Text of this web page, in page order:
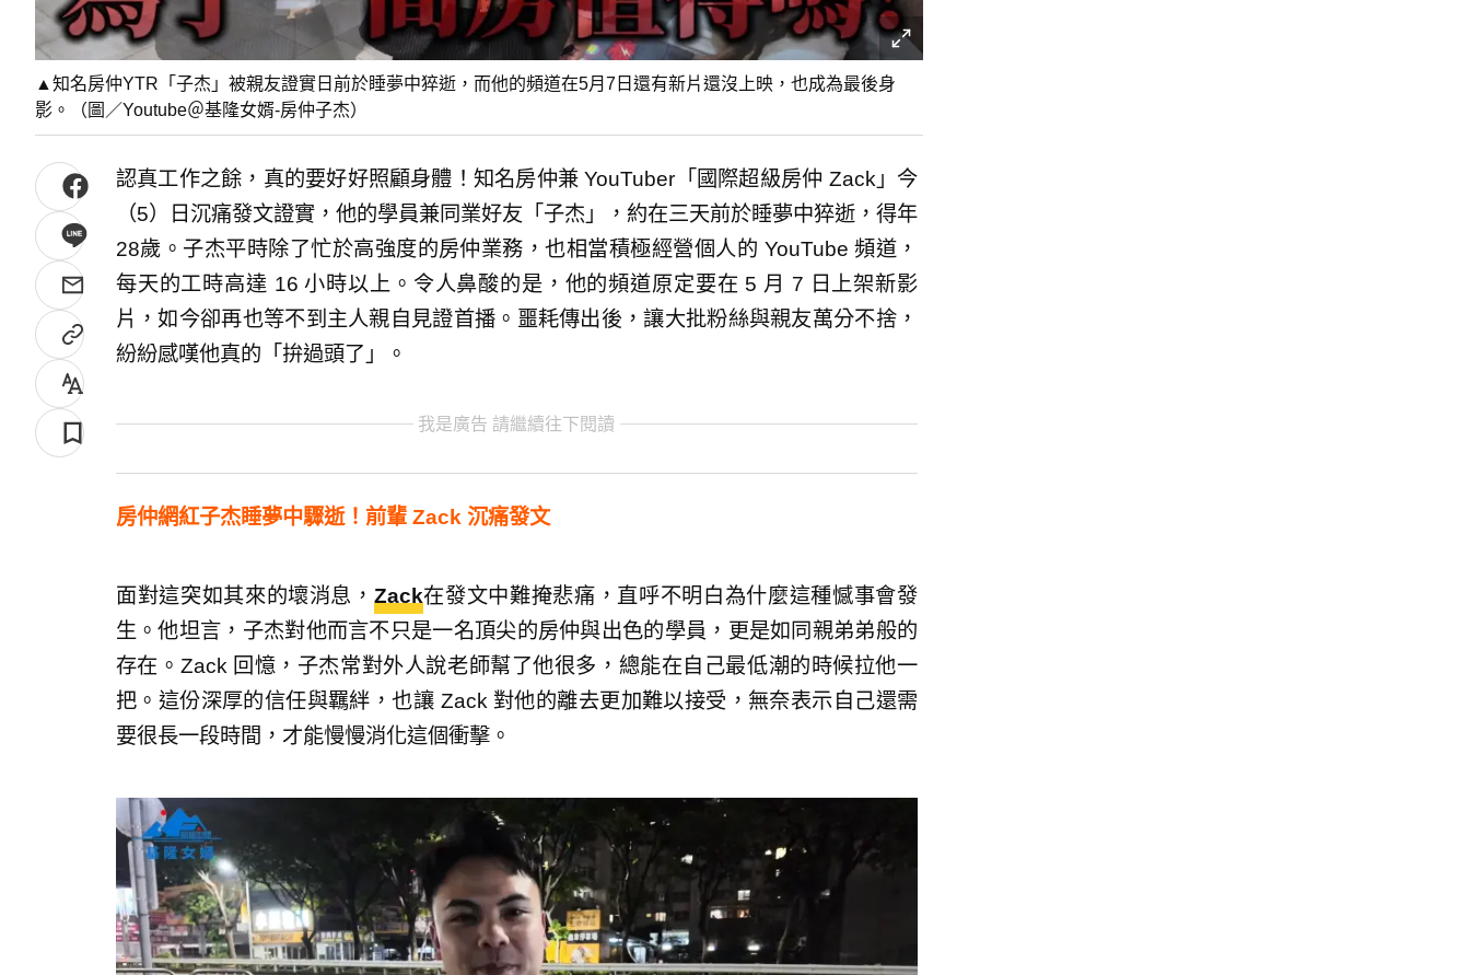
▲知名房仲YTR「子杰」被親友證實日前於睡夢中猝逝，而他的頻道在5月7日還有新片還沒上映，也成為最後身
影。（圖／Youtube＠基隆女婿-房仲子杰）
認真工作之餘，真的要好好照顧身體！知名房仲兼 YouTuber「國際超級房仲 Zack」今
（5）日沉痛發文證實，他的學員兼同業好友「子杰」，約在三天前於睡夢中猝逝，得年
28歲。子杰平時除了忙於高強度的房仲業務，也相當積極經營個人的 YouTube 頻道，
每天的工時高達 16 小時以上。令人鼻酸的是，他的頻道原定要在 5 月 7 日上架新影
片，如今卻再也等不到主人親自見證首播。噩耗傳出後，讓大批粉絲與親友萬分不捨，
紛紛感嘆他真的「拚過頭了」。
我是廣告 請繼續往下閱讀
房仲網紅子杰睡夢中驟逝！前輩 Zack 沉痛發文
面對這突如其來的壞消息， Zack在發文中難掩悲痛，直呼不明白為什麼這種憾事會發
生。他坦言，子杰對他而言不只是一名頂尖的房仲與出色的學員，更是如同親弟弟般的
存在。Zack 回憶，子杰常對外人說老師幫了他很多，總能在自己最低潮的時候拉他一
把。這份深厚的信任與羈絆，也讓 Zack 對他的離去更加難以接受，無奈表示自己還需
要很長一段時間，才能慢慢消化這個衝擊。